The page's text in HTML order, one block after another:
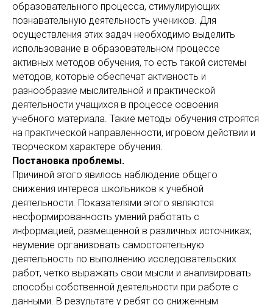
образовательного процесса, стимулирующих
познавательную деятельность учеников. Для
осуществления этих задач необходимо выделить
использование в образовательном процессе
активных методов обучения, то есть такой системы
методов, которые обеспечат активность и
разнообразие мыслительной и практической
деятельности учащихся в процессе освоения
учебного материала. Такие методы обучения строятся
на практической направленности, игровом действии и
творческом характере обучения.
Постановка проблемы.
Причиной этого явилось наблюдение общего
снижения интереса школьников к учебной
деятельности. Показателями этого являются
несформированность умений работать с
информацией, размещенной в различных источниках;
неумение организовать самостоятельную
деятельность по выполнению исследовательских
работ, четко выражать свои мысли и анализировать
способы собственной деятельности при работе с
данными. В результате у ребят со сниженным